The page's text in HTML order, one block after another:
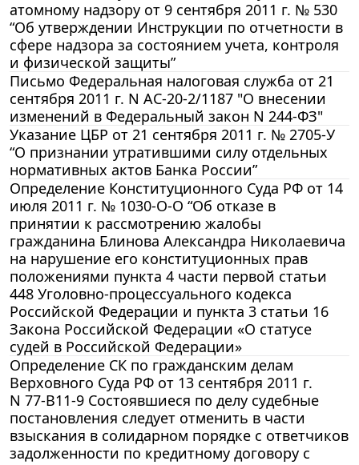
атомному надзору от 9 сентября 2011 г. № 530
“Об утверждении Инструкции по отчетности в
сфере надзора за состоянием учета, контроля
и физической защиты”
Письмо Федеральная налоговая служба от 21
сентября 2011 г. N АС-20-2/1187 "О внесении
изменений в Федеральный закон N 244-ФЗ"
Указание ЦБР от 21 сентября 2011 г. № 2705-У
“О признании утратившими силу отдельных
нормативных актов Банка России”
Определение Конституционного Суда РФ от 14
июля 2011 г. № 1030-О-О “Об отказе в
принятии к рассмотрению жалобы
гражданина Блинова Александра Николаевича
на нарушение его конституционных прав
положениями пункта 4 части первой статьи
448 Уголовно-процессуального кодекса
Российской Федерации и пункта 3 статьи 16
Закона Российской Федерации «О статусе
судей в Российской Федерации»
Определение СК по гражданским делам
Верховного Суда РФ от 13 сентября 2011 г.
N 77-В11-9 Состоявшиеся по делу судебные
постановления следует отменить в части
взыскания в солидарном порядке с ответчиков
задолженности по кредитному договору с